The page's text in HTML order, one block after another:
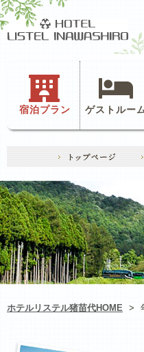
宿泊プラン ゲストルー
ホテルリステル猪苗代HOME >